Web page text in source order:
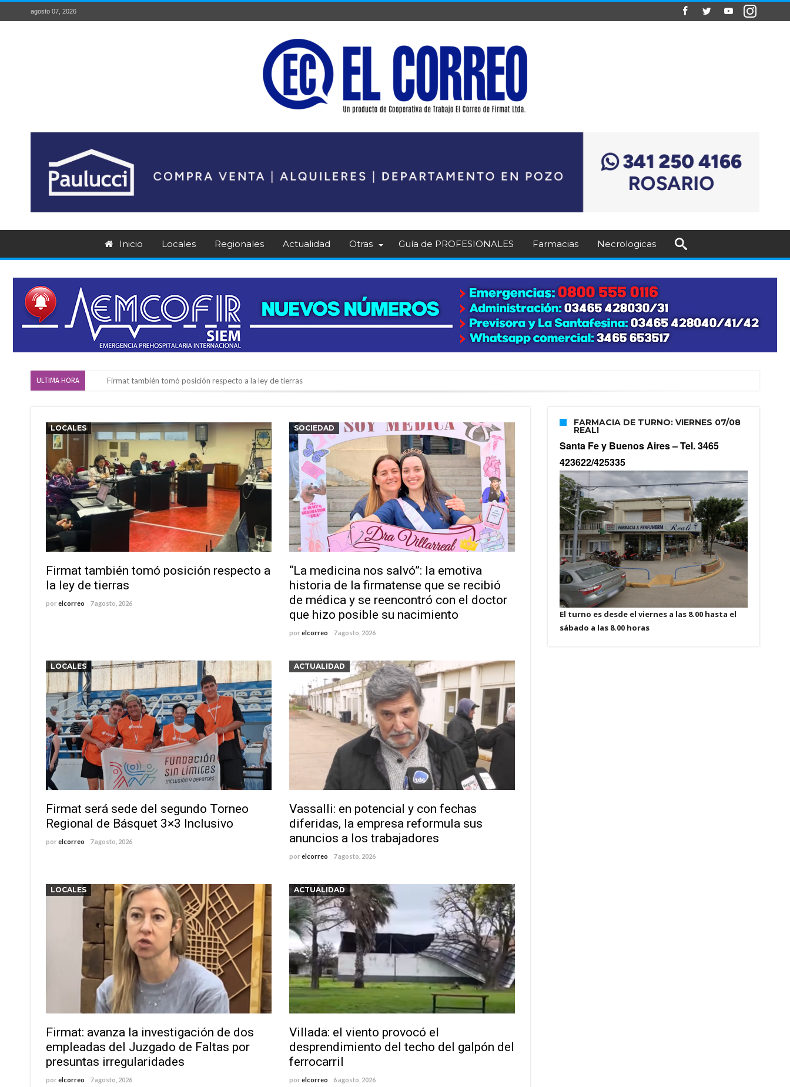
agosto 07, 2026
Inicio Locales Regionales Actualidad Otras Guía de PROFESIONALES Farmacias Necrologicas
ULTIMA HORA “La medicina nos salvó”: la emotiva historia de la firmatense que se recibió de médica y se reencontró con el doctor que hizo posible su nacimiento
Vassalli: en potencial y con fechas diferidas, la empresa reformula sus anuncios a los trabajadores
Firmat: avanza la investigación de dos empleadas del Juzgado de Faltas por presuntas irregularidades
Villada: el viento provocó el desprendimiento del techo del galpón del ferrocarril
Violento robo en la zona rural de Firmat: maniataron a una pareja de adultos mayores
Colecta solidaria de juguetes en Firmat para el EPI y el Hospital Vilela
Firmat: “Codo a codo” lanza una campaña de recolección de golosinas para agasajar a los niños en su día
Vuelve el básquet: este viernes arranca el Clausura con agenda confirmada y planteles renovados
LOCALES
Firmat también tomó posición respecto a
la ley de tierras
por elcorreo 7 agosto, 2026
SOCIEDAD
“La medicina nos salvó”: la emotiva
historia de la firmatense que se recibió
de médica y se reencontró con el doctor
que hizo posible su nacimiento
por elcorreo 7 agosto, 2026
LOCALES
Firmat será sede del segundo Torneo
Regional de Básquet 3×3 Inclusivo
por elcorreo 7 agosto, 2026
ACTUALIDAD
Vassalli: en potencial y con fechas
diferidas, la empresa reformula sus
anuncios a los trabajadores
por elcorreo 7 agosto, 2026
LOCALES
Firmat: avanza la investigación de dos
empleadas del Juzgado de Faltas por
presuntas irregularidades
por elcorreo 7 agosto, 2026
ACTUALIDAD
Villada: el viento provocó el
desprendimiento del techo del galpón del
ferrocarril
por elcorreo 6 agosto, 2026
FARMACIA DE TURNO: VIERNES 07/08
REALI
Santa Fe y Buenos Aires –Tel. 3465
423622/425335
El turno es desde el viernes a las 8.00 hasta el
sábado a las 8.00 horas